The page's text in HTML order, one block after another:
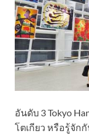
อันดับ 3 Tokyo
โตเกียว หรือรู้จัก